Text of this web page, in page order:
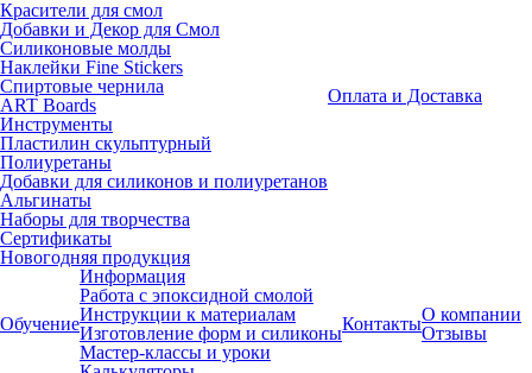
Красители для смол
Добавки и Декор для Смол
Силиконовые молды
Наклейки Fine Stickers
Спиртовые чернила
ART Boards
Инструменты
Пластилин скульптурный
Полиуретаны
Добавки для силиконов и полиуретанов
Альгинаты
Наборы для творчества
Сертификаты
Новогодняя продукция
Оплата и Доставка
Обучение
Информация
Работа с эпоксидной смолой
Инструкции к материалам
Изготовление форм и силиконы
Мастер-классы и уроки
КонтактыО компании
Отзывы